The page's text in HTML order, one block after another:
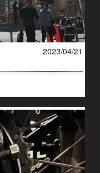
2023/04/21